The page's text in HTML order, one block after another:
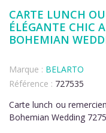
CARTE LUNCH
ÉLÉGANTE CHIC
BOHEMIAN
Marque : BELARTO
Référence : 727535
Carte lunch ou
Bohemian Wedding